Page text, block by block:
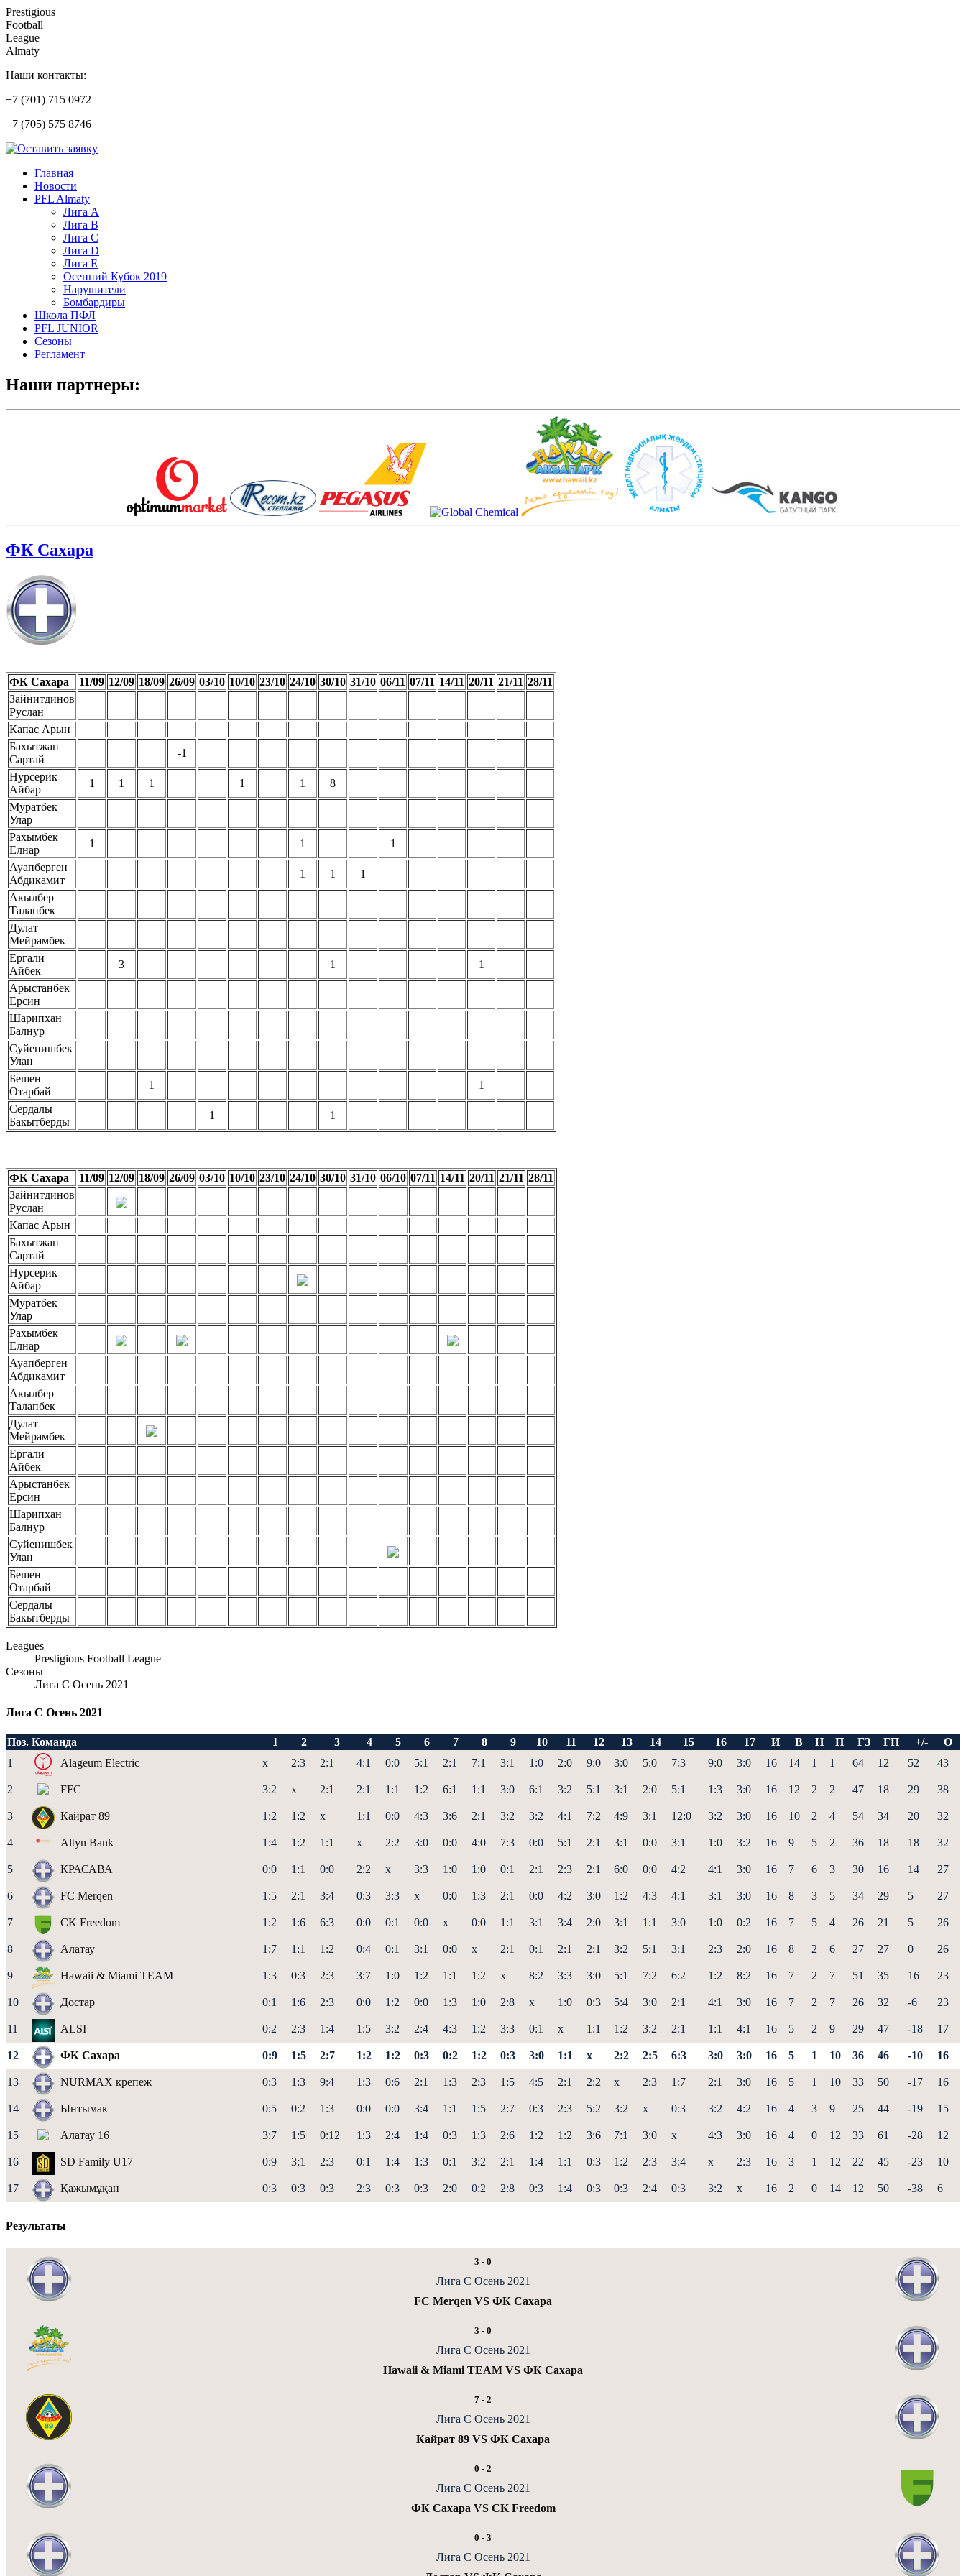
Prestigious
Football
League
Almaty
Наши контакты:
+7 (701) 715 0972
+7 (705) 575 8746
Главная
Новости
PFL Almaty
Лига A
Лига В
Лига С
Лига D
Лига Е
Осенний Кубок 2019
Нарушители
Бомбардиры
Школа ПФЛ
PFL JUNIOR
Сезоны
Регламент
Наши партнеры:
ФК Сахара
ФК Сахара 11/09 12/09 18/09 26/09 03/10 10/10 23/10 24/10 30/10 31/10 06/11 07/11 14/11 20/11 21/11 28/11
Зайнитдинов
Руслан
Капас Арын
Бахытжан
Сартай
-1
Нурсерик
Айбар
1 1 1 1 1
8
Муратбек
Улар
Рахымбек
Елнар
1 1
1
Ауапберген
Абдикамит
1 1
1
Акылбер
Талапбек
Дулат
Мейрамбек
Ергали
Айбек
3 1
1
Арыстанбек
Ерсин
Шарипхан
Балнур
Суйенишбек
Улан
Бешен
Отарбай
1
1
Сердалы
Бакытберды
1 1
ФК Сахара 11/09 12/09 18/09 26/09 03/10 10/10 23/10 24/10 30/10 31/10 06/10 07/11 14/11 20/11 21/11 28/11
Зайнитдинов
Руслан
Капас Арын
Бахытжан
Сартай
Нурсерик
Айбар
Муратбек
Улар
Рахымбек
Елнар
Ауапберген
Абдикамит
Акылбер
Талапбек
Дулат
Мейрамбек
Ергали
Айбек
Арыстанбек
Ерсин
Шарипхан
Балнур
Суйенишбек
Улан
Бешен
Отарбай
Сердалы
Бакытберды
Leagues
Prestigious Football League
Сезоны
Лига С Осень 2021
Лига C Осень 2021
Поз. Команда 1 2 3 4 5 6 7 8 9 10 11 12 13 14 15 16 17 И В Н П ГЗ ГП +/-
О
1
Alageum Electric x 2:3 2:1 4:1 0:0 5:1 2:1 7:1 3:1 1:0 2:0 9:0 3:0 5:0 7:3 9:0 3:0 16 14 1 1 64 12 52 43
2 FFC 3:2 x 2:1 2:1 1:1 1:2 6:1 1:1 3:0 6:1 3:2 5:1 3:1 2:0 5:1 1:3 3:0 16 12 2 2 47 18 29 38
3 Кайрат 89 1:2 1:2 x 1:1 0:0 4:3 3:6 2:1 3:2 3:2 4:1 7:2 4:9 3:1 12:0 3:2 3:0 16 10 2 4 54 34 20 32
4 Altyn Bank 1:4 1:2 1:1 x 2:2 3:0 0:0 4:0 7:3 0:0 5:1 2:1 3:1 0:0 3:1 1:0 3:2 16 9 5 2 36 18 18 32
5 КРАСАВА 0:0 1:1 0:0 2:2 x 3:3 1:0 1:0 0:1 2:1 2:3 2:1 6:0 0:0 4:2 4:1 3:0 16 7 6 3 30 16 14 27
6 FC Merqen 1:5 2:1 3:4 0:3 3:3 x 0:0 1:3 2:1 0:0 4:2 3:0 1:2 4:3 4:1 3:1 3:0 16 8 3 5 34 29 5 27
7 CK Freedom 1:2 1:6 6:3 0:0 0:1 0:0 x 0:0 1:1 3:1 3:4 2:0 3:1 1:1 3:0 1:0 0:2 16 7 5 4 26 21 5 26
8 Алатау 1:7 1:1 1:2 0:4 0:1 3:1 0:0 x 2:1 0:1 2:1 2:1 3:2 5:1 3:1 2:3 2:0 16 8 2 6 27 27 0 26
9 Hawaii & Miami TEAM 1:3 0:3 2:3 3:7 1:0 1:2 1:1 1:2 x 8:2 3:3 3:0 5:1 7:2 6:2 1:2 8:2 16 7 2 7 51 35 16 23
10 Достар 0:1 1:6 2:3 0:0 1:2 0:0 1:3 1:0 2:8 x 1:0 0:3 5:4 3:0 2:1 4:1 3:0 16 7 2 7 26 32 -6 23
11 ALSI 0:2 2:3 1:4 1:5 3:2 2:4 4:3 1:2 3:3 0:1 x 1:1 1:2 3:2 2:1 1:1 4:1 16 5 2 9 29 47 -18 17
12 ФК Сахара 0:9 1:5 2:7 1:2 1:2 0:3 0:2 1:2 0:3 3:0 1:1 x 2:2 2:5 6:3 3:0 3:0 16 5 1 10 36 46 -10 16
13 NURMAX крепеж 0:3 1:3 9:4 1:3 0:6 2:1 1:3 2:3 1:5 4:5 2:1 2:2 x 2:3 1:7 2:1 3:0 16 5 1 10 33 50 -17 16
14 Ынтымак 0:5 0:2 1:3 0:0 0:0 3:4 1:1 1:5 2:7 0:3 2:3 5:2 3:2 x 0:3 3:2 4:2 16 4 3 9 25 44 -19 15
15 Алатау 16 3:7 1:5 0:12 1:3 2:4 1:4 0:3 1:3 2:6 1:2 1:2 3:6 7:1 3:0 x 4:3 3:0 16 4 0 12 33 61 -28 12
16 SD Family U17 0:9 3:1 2:3 0:1 1:4 1:3 0:1 3:2 2:1 1:4 1:1 0:3 1:2 2:3 3:4 x 2:3 16 3 1 12 22 45 -23 10
17 Қажымұқан 0:3 0:3 0:3 2:3 0:3 0:3 2:0 0:2 2:8 0:3 1:4 0:3 0:3 2:4 0:3 3:2 x 16 2 0 14 12 50 -38 6
Результаты
3 - 0
Лига С Осень 2021
FC Merqen VS ФК Сахара
3 - 0
Лига С Осень 2021
Hawaii & Miami TEAM VS ФК Сахара
7 - 2
Лига С Осень 2021
Кайрат 89 VS ФК Сахара
0 - 2
Лига С Осень 2021
ФК Сахара VS CK Freedom
0 - 3
Лига С Осень 2021